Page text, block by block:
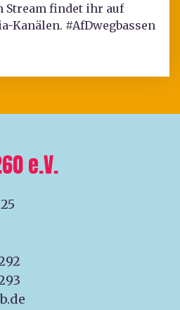
Stream findet ihr auf
Kanälen. #AfDwegbassen
e.V.